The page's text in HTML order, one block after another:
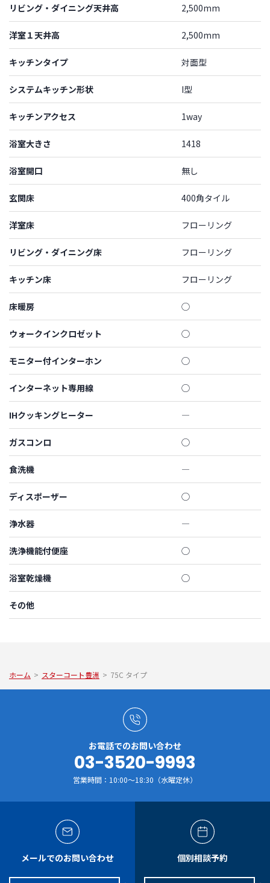
リビング・ダイニング天井高 2,500mm
洋室１天井高 2,500mm
キッチンタイプ 対面型
システムキッチン形状 I型
キッチンアクセス 1way
浴室大きさ 1418
浴室開口 無し
玄関床 400角タイル
洋室床 フローリング
リビング・ダイニング床 フローリング
キッチン床 フローリング
床暖房 ◯
ウォークインクロゼット ◯
モニター付インターホン ◯
インターネット専用線 ◯
IHクッキングヒーター ―
ガスコンロ ◯
食洗機 ―
ディスポーザー ◯
浄水器 ―
洗浄機能付便座 ◯
浴室乾燥機 ◯
その他
ホーム > スターコート豊洲 > 75C タイプ
お電話でのお問い合わせ
03-3520-9993
営業時間：10:00～18:30（水曜定休）
メールでのお問い合わせ 個別相談予約